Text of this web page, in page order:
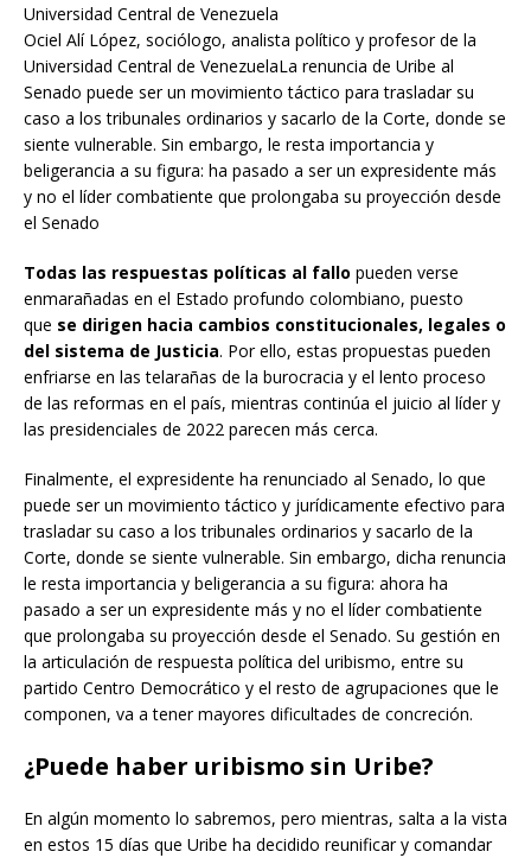
Ociel Alí López, sociólogo, analista político y profesor de la
Universidad Central de VenezuelaLa renuncia de Uribe al
Senado puede ser un movimiento táctico para trasladar su
caso a los tribunales ordinarios y sacarlo de la Corte, donde se
siente vulnerable. Sin embargo, le resta importancia y
beligerancia a su figura: ha pasado a ser un expresidente más
y no el líder combatiente que prolongaba su proyección desde
el Senado
Todas las respuestas políticas al fallo pueden verse
enmarañadas en el Estado profundo colombiano, puesto
que se dirigen hacia cambios constitucionales, legales o
del sistema de Justicia. Por ello, estas propuestas pueden
enfriarse en las telarañas de la burocracia y el lento proceso
de las reformas en el país, mientras continúa el juicio al líder y
las presidenciales de 2022 parecen más cerca.
Finalmente, el expresidente ha renunciado al Senado, lo que
puede ser un movimiento táctico y jurídicamente efectivo para
trasladar su caso a los tribunales ordinarios y sacarlo de la
Corte, donde se siente vulnerable. Sin embargo, dicha renuncia
le resta importancia y beligerancia a su figura: ahora ha
pasado a ser un expresidente más y no el líder combatiente
que prolongaba su proyección desde el Senado. Su gestión en
la articulación de respuesta política del uribismo, entre su
partido Centro Democrático y el resto de agrupaciones que le
componen, va a tener mayores dificultades de concreción.
¿Puede haber uribismo sin Uribe?
En algún momento lo sabremos, pero mientras, salta a la vista
en estos 15 días que Uribe ha decidido reunificar y comandar